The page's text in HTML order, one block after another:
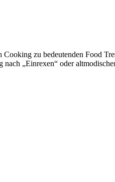
zu bedeutenden Food
„Einrexen“ oder